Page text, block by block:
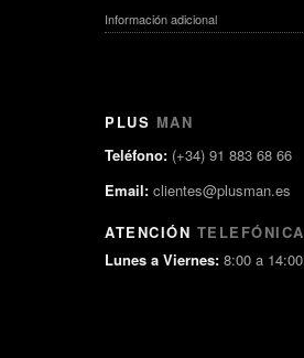
Información adicional
PLUS MAN
Teléfono: (+34) 91 883 68 66
Email: clientes@plusman.es
ATENCIÓN TELEFÓNICA
Lunes a Viernes: 8:00 a 14:00